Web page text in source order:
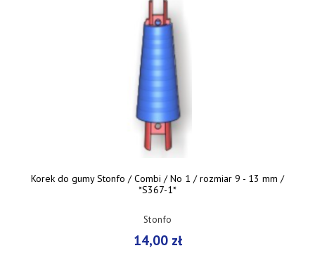
Korek do gumy Stonfo / Combi / No 1 / rozmiar 9 - 13 mm /
*S367-1*
Stonfo
14,00 zł